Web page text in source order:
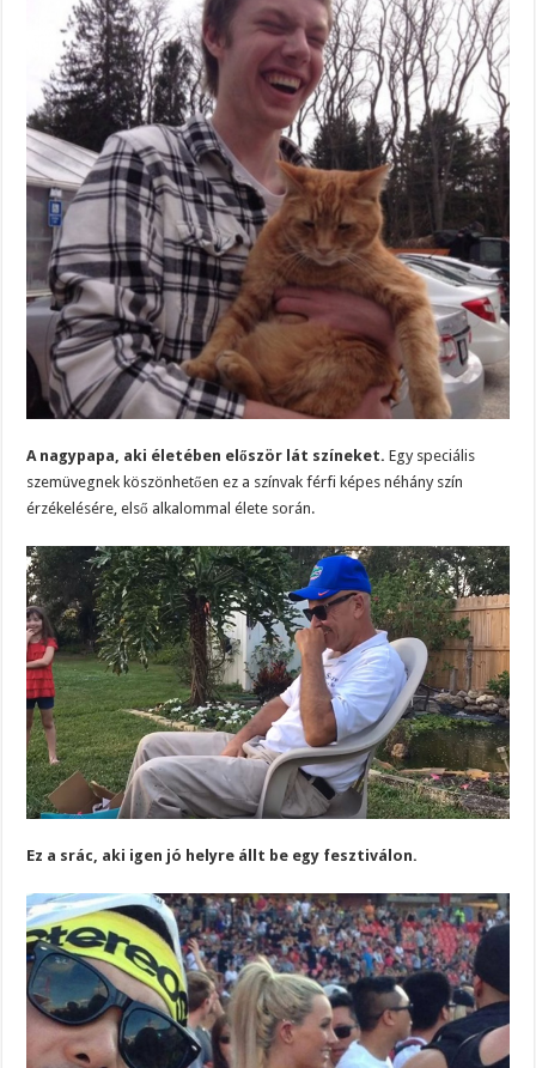
A nagypapa, aki életében először lát színeket. Egy speciális
szemüvegnek köszönhetően ez a színvak férfi képes néhány szín
érzékelésére, első alkalommal élete során.
Ez a srác, aki igen jó helyre állt be egy fesztiválon.